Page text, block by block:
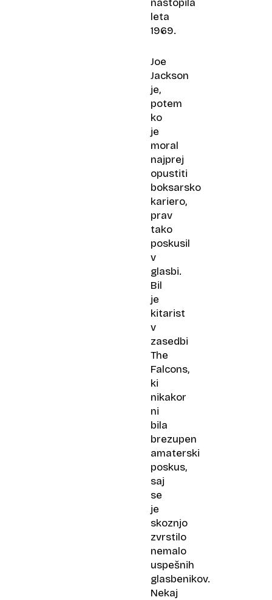
nastopila
leta
1969.
Joe
Jackson
je,
potem
ko
je
moral
najprej
opustiti
boksarsko
kariero,
prav
tako
poskusil
v
glasbi.
Bil
je
kitarist
v
zasedbi
The
Falcons,
ki
nikakor
ni
bila
brezupen
amaterski
poskus,
saj
se
je
skoznjo
zvrstilo
nemalo
uspešnih
glasbenikov.
Nekaj